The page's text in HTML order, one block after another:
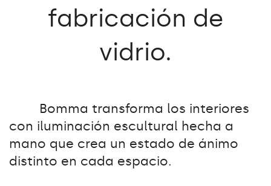
fabricación de
vidrio.
Bomma transforma los interiores
con iluminación escultural hecha a
mano que crea un estado de ánimo
distinto en cada espacio.